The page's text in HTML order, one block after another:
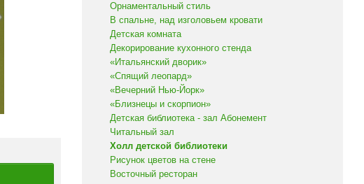
Орнаментальный стиль
В спальне, над изголовьем кровати
Детская комната
Декорирование кухонного стенда
«Итальянский дворик»
«Спящий леопард»
«Вечерний Нью-Йорк»
«Близнецы и скорпион»
Детская библиотека - зал Абонемент
Читальный зал
Холл детской библиотеки
Рисунок цветов на стене
Восточный ресторан